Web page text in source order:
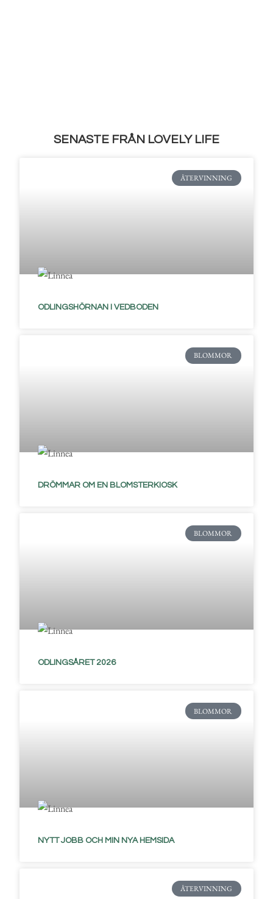
SENASTE FRÅN LOVELY LIFE
ÅTERVINNING
ODLINGSHÖRNAN I VEDBODEN
BLOMMOR
DRÖMMAR OM EN BLOMSTERKIOSK
BLOMMOR
ODLINGSÅRET 2026
BLOMMOR
NYTT JOBB OCH MIN NYA HEMSIDA
ÅTERVINNING